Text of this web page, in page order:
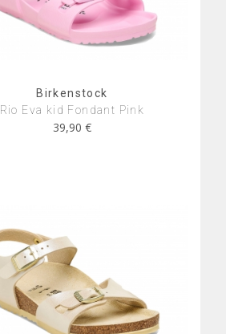
Birkenstock
Rio Eva kid Fondant Pink
39,90 €